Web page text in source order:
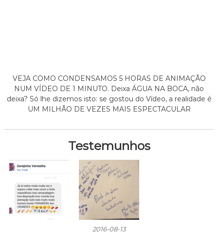
VEJA COMO CONDENSAMOS 5 HORAS DE ANIMAÇÃO
NUM VÍDEO DE 1 MINUTO. Deixa ÁGUA NA BOCA, não
deixa? Só lhe dizemos isto: se gostou do Vídeo, a realidade é
UM MILHÃO DE VEZES MAIS ESPECTACULAR
Testemunhos
2016-08-13